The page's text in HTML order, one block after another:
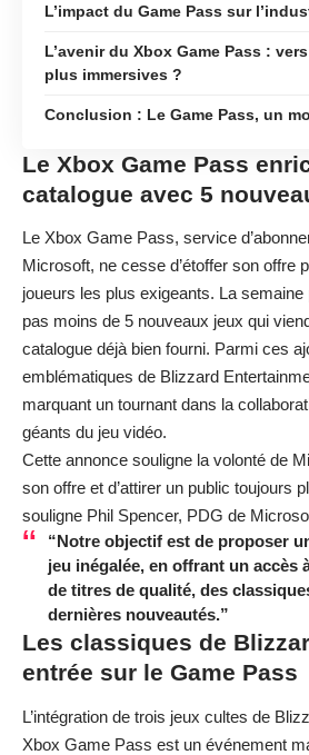
L’impact du Game Pass sur
L’avenir du Xbox Game Pass :
plus immersives ?
Conclusion : Le Game Pass, un
Le Xbox Game Pass
catalogue avec 5
Le Xbox Game Pass, service
Microsoft, ne cesse d’étoffer son offre
joueurs les plus exigeants. La
pas moins de 5 nouveaux jeux qui
catalogue déjà bien fourni. Parmi ces
emblématiques de Blizzard
marquant un tournant dans la
géants du jeu vidéo.
Cette annonce souligne la volonté de
son offre et d’attirer un public toujours
souligne Phil Spencer, PDG de
“Notre objectif est de proposer
jeu inégalée, en offrant un accès
de titres de qualité, des
dernières nouveautés.”
Les classiques de
entrée sur le Game Pass
L’intégration de trois jeux cultes de
Xbox Game Pass est un événement